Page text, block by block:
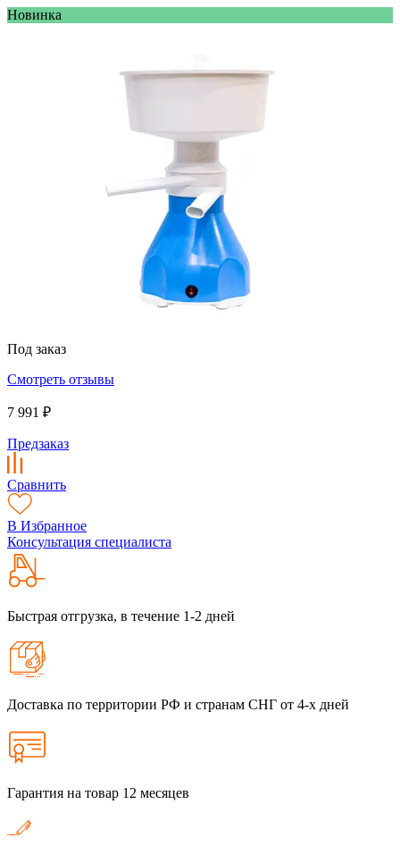
Новинкa
Под заказ
Смотреть отзывы
7 991 ₽
Предзаказ
Сравнить
В Избранное
Консультация специалиста
Быстрая отгрузка, в течение 1-2 дней
Доставка по территории РФ и странам СНГ от 4-х дней
Гарантия на товар 12 месяцев